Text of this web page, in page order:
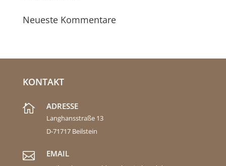
Neueste Kommentare
KONTAKT
 ADRESSE
Langhansstraße 13
D-71717 Beilstein
 EMAIL